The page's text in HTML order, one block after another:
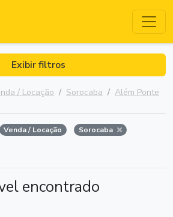
Exibir filtros
/ Locação Sorocaba Além Ponte
Venda / Locação Sorocaba
encontrado